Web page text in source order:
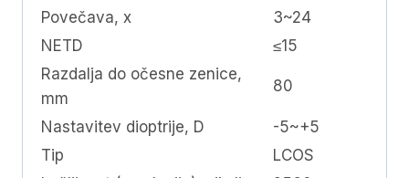
Povečava, x
3~24
NETD
≤15
Razdalja do očesne zenice,
mm
80
Nastavitev dioptrije, D
-5~+5
Tip
LCOS